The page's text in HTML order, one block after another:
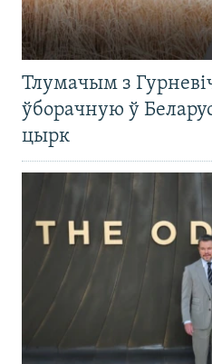
Тлумачым з
ўборачную ў
цырк